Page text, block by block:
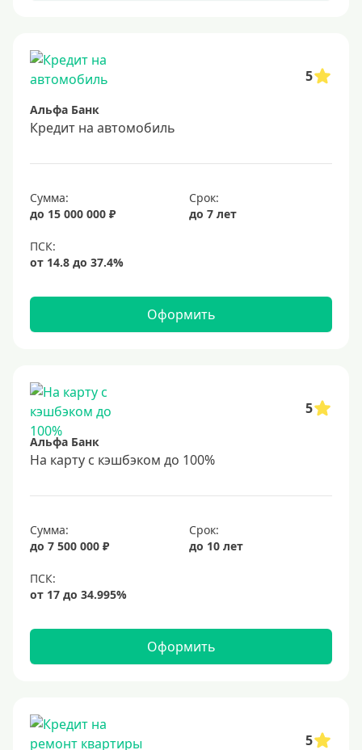
5
Альфа Банк
Кредит на автомобиль
Сумма:
до 15 000 000 ₽
Срок:
до 7 лет
Оформить
5
Альфа Банк
На карту с кэшбэком до 100%
Сумма:
до 7 500 000 ₽
Срок:
до 10 лет
Оформить
5